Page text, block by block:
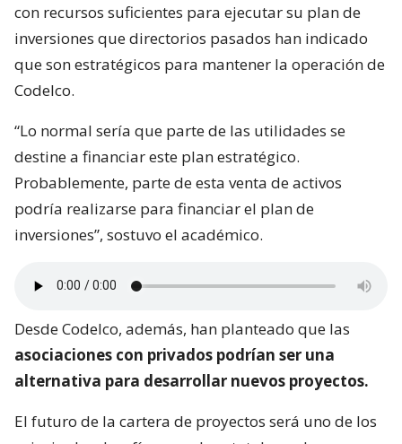
con recursos suficientes para ejecutar su plan de
inversiones que directorios pasados han indicado
que son estratégicos para mantener la operación de
Codelco.
“Lo normal sería que parte de las utilidades se
destine a financiar este plan estratégico.
Probablemente, parte de esta venta de activos
podría realizarse para financiar el plan de
inversiones”, sostuvo el académico.
Desde Codelco, además, han planteado que las
asociaciones con privados podrían ser una
alternativa para desarrollar nuevos proyectos.
El futuro de la cartera de proyectos será uno de los